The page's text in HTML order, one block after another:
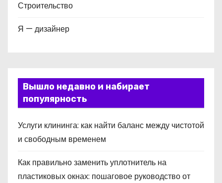
Строительство
Я — дизайнер
Вышло недавно и набирает
популярность
Услуги клининга: как найти баланс между чистотой
и свободным временем
Как правильно заменить уплотнитель на
пластиковых окнах: пошаговое руководство от